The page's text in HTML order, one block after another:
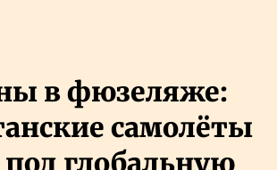
в фюзеляже:
самолёты
глобальную